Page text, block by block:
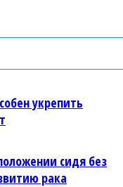
укрепить
сидя без
рака